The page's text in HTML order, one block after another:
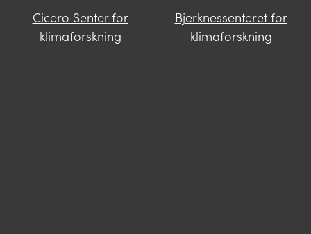
Finner du ikke svar på spørsmålet
ditt?
Cicero Senter for
klimaforskning
Bjerknessenteret for
klimaforskning